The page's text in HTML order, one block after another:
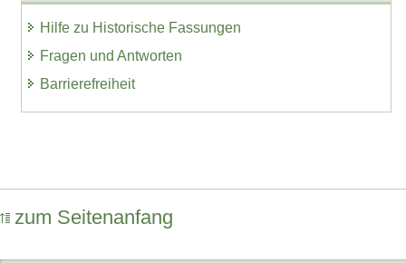
Hilfe zu Historische Fassungen
Fragen und Antworten
Barrierefreiheit
zum Seitenanfang